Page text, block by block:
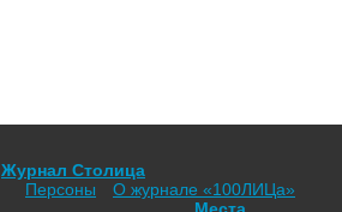
Журнал Столица
Персоны
О журнале «100ЛИЦа»